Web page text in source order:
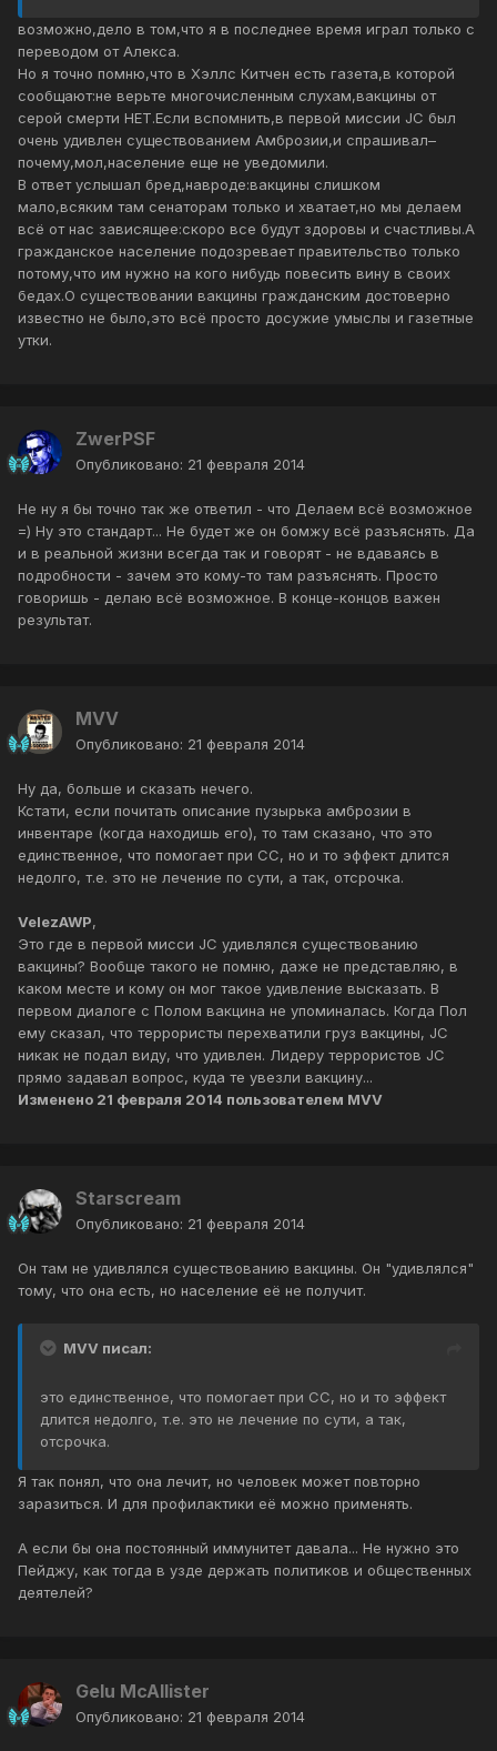
возможно,дело в том,что я в последнее время играл только с
переводом от Алекса.
Но я точно помню,что в Хэллс Китчен есть газета,в которой
сообщают:не верьте многочисленным слухам,вакцины от
серой смерти НЕТ.Если вспомнить,в первой миссии JC был
очень удивлен существованием Амброзии,и спрашивал–
почему,мол,население еще не уведомили.
В ответ услышал бред,навроде:вакцины слишком
мало,всяким там сенаторам только и хватает,но мы делаем
всё от нас зависящее:скоро все будут здоровы и счастливы.А
гражданское население подозревает правительство только
потому,что им нужно на кого нибудь повесить вину в своих
бедах.О существовании вакцины гражданским достоверно
известно не было,это всё просто досужие умыслы и газетные
утки.
ZwerPSF
Опубликовано: 21 февраля 2014
Не ну я бы точно так же ответил - что Делаем всё возможное
=) Ну это стандарт... Не будет же он бомжу всё разъяснять. Да
и в реальной жизни всегда так и говорят - не вдаваясь в
подробности - зачем это кому-то там разъяснять. Просто
говоришь - делаю всё возможное. В конце-концов важен
результат.
MVV
Опубликовано: 21 февраля 2014
Ну да, больше и сказать нечего.
Кстати, если почитать описание пузырька амброзии в
инвентаре (когда находишь его), то там сказано, что это
единственное, что помогает при СС, но и то эффект длится
недолго, т.е. это не лечение по сути, а так, отсрочка.
VelezAWP,
Это где в первой мисси JC удивлялся существованию
вакцины? Вообще такого не помню, даже не представляю, в
каком месте и кому он мог такое удивление высказать. В
первом диалоге с Полом вакцина не упоминалась. Когда Пол
ему сказал, что террористы перехватили груз вакцины, JC
никак не подал виду, что удивлен. Лидеру террористов JC
прямо задавал вопрос, куда те увезли вакцину...
Изменено 21 февраля 2014 пользователем MVV
Starscream
Опубликовано: 21 февраля 2014
Он там не удивлялся существованию вакцины. Он "удивлялся"
тому, что она есть, но население её не получит.
MVV писал:
это единственное, что помогает при СС, но и то эффект
длится недолго, т.е. это не лечение по сути, а так,
отсрочка.
Я так понял, что она лечит, но человек может повторно
заразиться. И для профилактики её можно применять.
А если бы она постоянный иммунитет давала... Не нужно это
Пейджу, как тогда в узде держать политиков и общественных
деятелей?
Gelu McAllister
Опубликовано: 21 февраля 2014